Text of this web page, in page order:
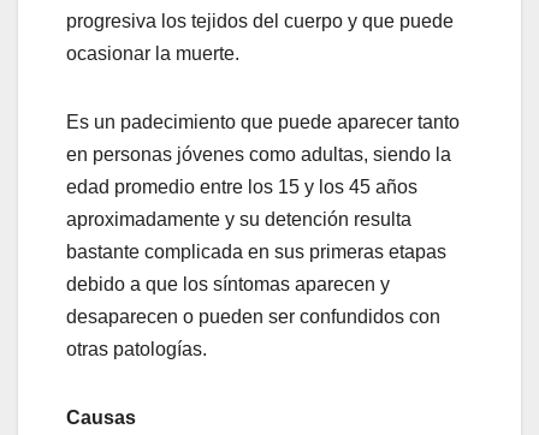
progresiva los tejidos del cuerpo y que puede
ocasionar la muerte.
Es un padecimiento que puede aparecer tanto
en personas jóvenes como adultas, siendo la
edad promedio entre los 15 y los 45 años
aproximadamente y su detención resulta
bastante complicada en sus primeras etapas
debido a que los síntomas aparecen y
desaparecen o pueden ser confundidos con
otras patologías.
Causas